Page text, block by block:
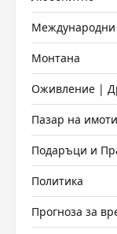
Международни
Монтана
Оживление |
Пазар на имоти
Подаръци и
Политика
Прогноза за